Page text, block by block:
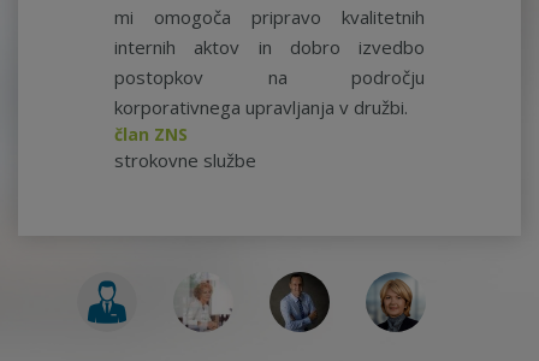
mi omogoča pripravo kvalitetnih
internih aktov in dobro izvedbo
postopkov na področju
korporativnega upravljanja v družbi.
član ZNS
strokovne službe